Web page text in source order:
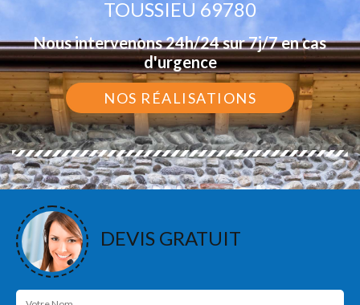
TOUSSIEU 69780
Nous intervenons 24h/24 sur 7j/7 en cas
d'urgence
NOS RÉALISATIONS
DEVIS GRATUIT